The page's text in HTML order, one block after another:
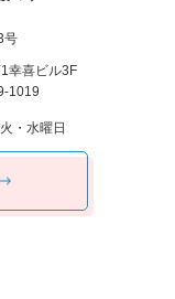
号
幸喜ビル3F
1019
・水曜日